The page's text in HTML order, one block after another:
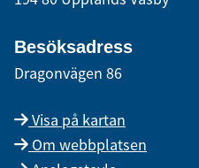
Besöksadress
Dragonvägen 86
Visa på kartan
Om webbplatsen